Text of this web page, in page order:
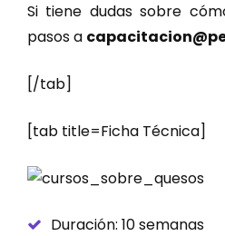
Si tiene dudas sobre
pasos a
[/tab]
[tab title=Ficha Técnica]
Duración: 10 semanas